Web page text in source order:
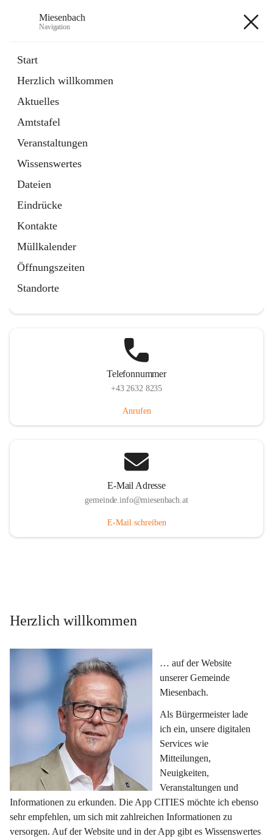
Miesenbach
Navigation
Start
Herzlich willkommen
Aktuelles
Amtstafel
Veranstaltungen
Wissenswertes
Dateien
Eindrücke
Kontakte
Müllkalender
Öffnungszeiten
Standorte
Externe Webseite
in
Tab
Region Schneebergland
Externe Webseite
öffnet
in
neuem
Tab
Telefonnummer
+43 2632 8235
Anrufen
E-Mail Adresse
gemeinde.info@miesenbach.at
E-Mail schreiben
Herzlich willkommen
… auf der Website
unserer Gemeinde
Miesenbach.
Als Bürgermeister lade
ich ein, unsere digitalen
Services wie
Mitteilungen,
Neuigkeiten,
Veranstaltungen und
Informationen zu erkunden. Die App CITIES möchte ich ebenso
sehr empfehlen, um sich mit zahlreichen Informationen zu
versorgen. Auf der Website und in der App gibt es Wissenswertes